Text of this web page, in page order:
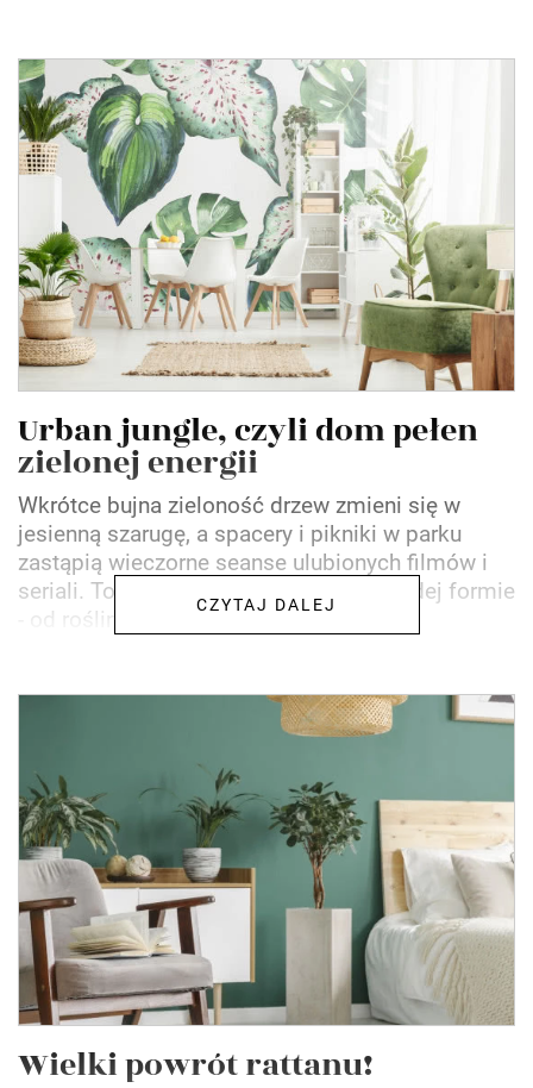
Urban jungle, czyli dom pełen
zielonej energii
Wkrótce bujna zieloność drzew zmieni się w
jesienną szarugę, a spacery i pikniki w parku
zastąpią wieczorne seanse ulubionych filmów i
seriali. To czas na zieleń w domu w każdej formie
- od roślin...
CZYTAJ DALEJ
Wielki powrót rattanu!